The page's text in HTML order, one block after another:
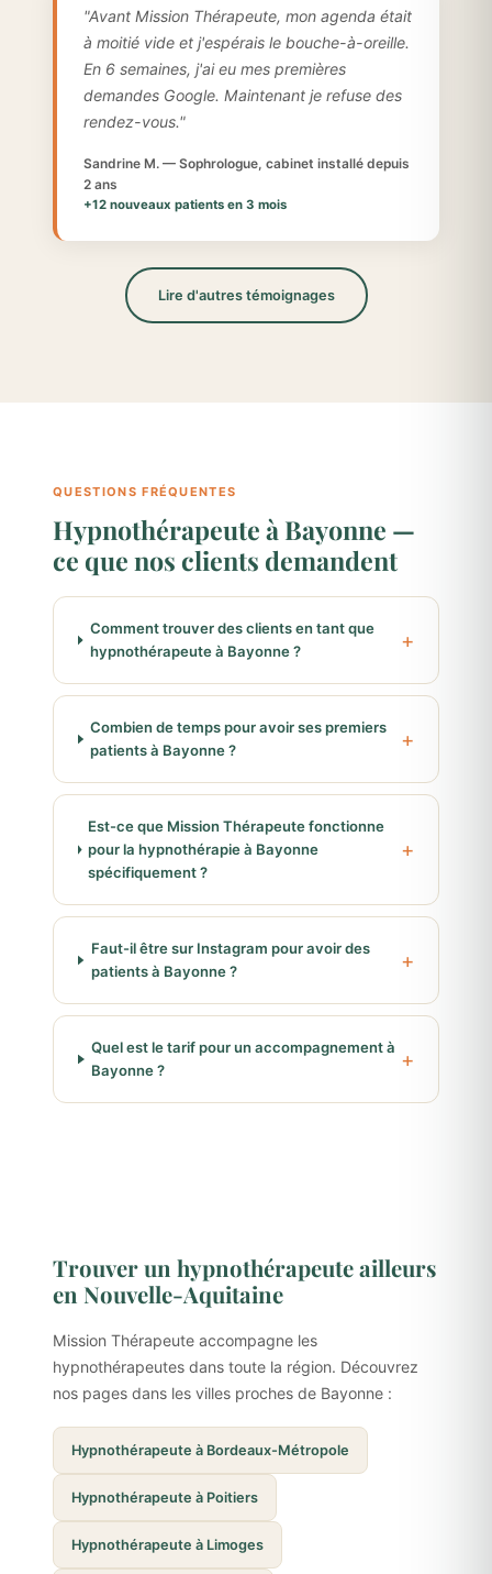
"Avant Mission Thérapeute, mon agenda était
à moitié vide et j'espérais le bouche-à-oreille.
En 6 semaines, j'ai eu mes premières
demandes Google. Maintenant je refuse des
rendez-vous."
Sandrine M. — Sophrologue, cabinet installé depuis
2 ans
+12 nouveaux patients en 3 mois
Lire d'autres témoignages
QUESTIONS FRÉQUENTES
Hypnothérapeute à Bayonne —
ce que nos clients demandent
Comment trouver des clients en tant que
hypnothérapeute à Bayonne ?
Combien de temps pour avoir ses premiers
patients à Bayonne ?
Est-ce que Mission Thérapeute fonctionne
pour la hypnothérapie à Bayonne
spécifiquement ?
Faut-il être sur Instagram pour avoir des
patients à Bayonne ?
Quel est le tarif pour un accompagnement à
Bayonne ?
Trouver un hypnothérapeute ailleurs
en Nouvelle-Aquitaine
Mission Thérapeute accompagne les
hypnothérapeutes dans toute la région. Découvrez
nos pages dans les villes proches de Bayonne :
Hypnothérapeute à Bordeaux-Métropole
Hypnothérapeute à Poitiers
Hypnothérapeute à Limoges